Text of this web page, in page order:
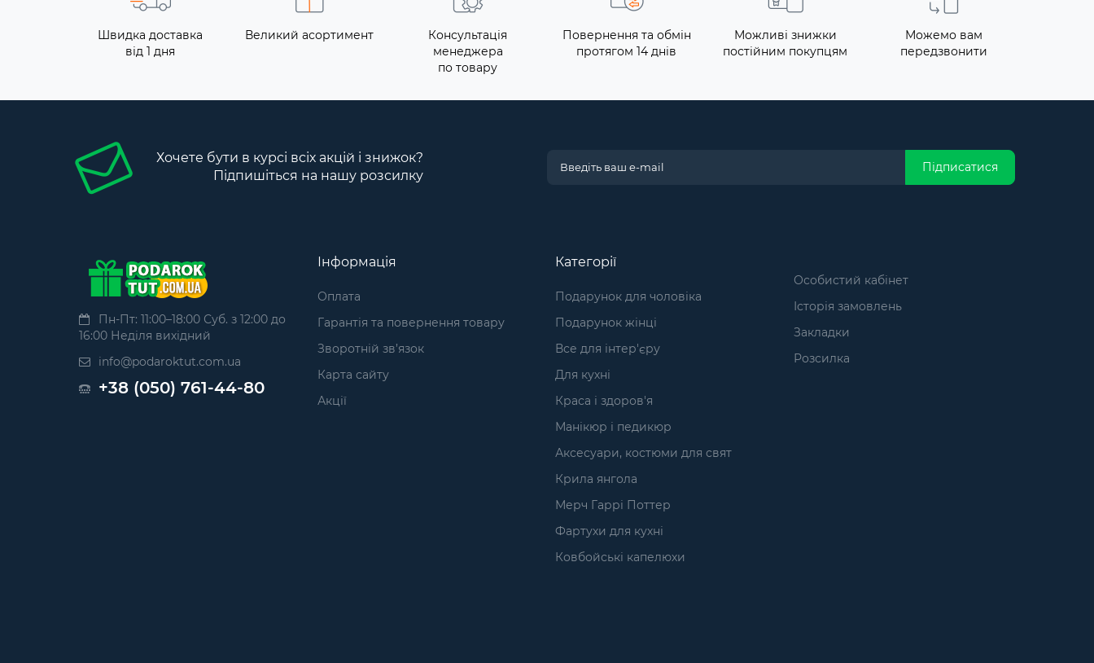
Швидка доставка
від 1 дня
Великий асортимент
Консультація
менеджера
по товару
Повернення та обмін
протягом 14 днів
Можливі знижки
постійним покупцям
Можемо вам
передзвонити
Хочете бути в курсі всіх акцій і знижок?
Підпишіться на нашу розсилку
Підписатися
Пн-Пт: 11:00–18:00 Суб. з 12:00 до
16:00 Неділя вихідний
info@podaroktut.com.ua
+38 (050) 761-44-80
Інформація
Оплата
Гарантія та повернення товару
Зворотній зв’язок
Карта сайту
Акції
Категорії
Подарунок для чоловіка
Подарунок жінці
Все для інтер'єру
Для кухні
Краса і здоров'я
Манікюр і педикюр
Аксесуари, костюми для свят
Крила янгола
Мерч Гаррі Поттер
Фартухи для кухні
Ковбойські капелюхи
Особистий кабінет
Історія замовлень
Закладки
Розсилка